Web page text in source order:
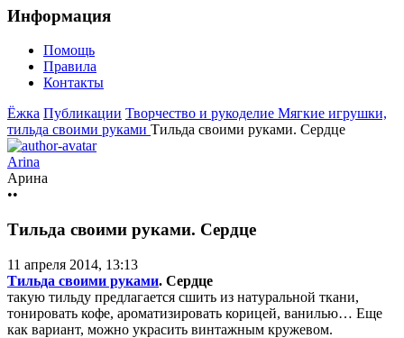
Информация
Помощь
Правила
Контакты
Ёжка Публикации Творчество и рукоделие Мягкие игрушки,
тильда своими руками Тильда своими руками. Сердце
Arina
Арина
••
Тильда своими руками. Сердце
11 апреля 2014, 13:13
Тильда своими руками. Сердце
такую тильду предлагается сшить из натуральной ткани,
тонировать кофе, ароматизировать корицей, ванилью… Еще
как вариант, можно украсить винтажным кружевом.